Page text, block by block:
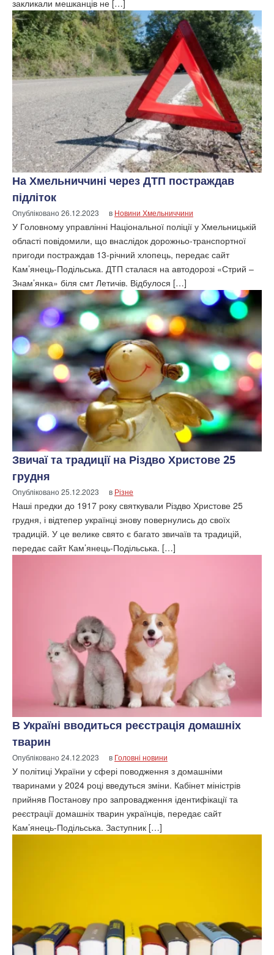
закликали мешканців не […]
На Хмельниччині через ДТП постраждав
підліток
Опубліковано26.12.2023 в Новини Хмельниччини
У Головному управлінні Національної поліції у Хмельницькій
області повідомили, що внаслідок дорожньо-транспортної
пригоди постраждав 13-річний хлопець, передає сайт
Кам’янець-Подільська. ДТП сталася на автодорозі «Стрий –
Знам’янка» біля смт Летичів. Відбулося […]
Звичаї та традиції на Різдво Христове 25
грудня
Опубліковано25.12.2023 в Різне
Наші предки до 1917 року святкували Різдво Христове 25
грудня, і відтепер українці знову повернулись до своїх
традицій. У це велике свято є багато звичаїв та традицій,
передає сайт Кам’янець-Подільська. […]
В Україні вводиться реєстрація домашніх
тварин
Опубліковано24.12.2023 в Головні новини
У політиці України у сфері поводження з домашніми
тваринами у 2024 році введуться зміни. Кабінет міністрів
прийняв Постанову про запровадження ідентифікації та
реєстрації домашніх тварин українців, передає сайт
Кам’янець-Подільська. Заступник […]